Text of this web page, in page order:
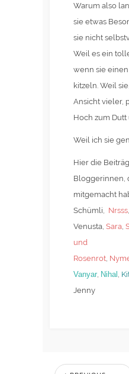
Warum also
sie etwas
sie nicht
Weil es ein
wenn sie
kitzeln. Weil
Ansicht vieler,
Hoch zum Dutt
Weil ich sie
Hier die
Bloggerinnen,
mitgemacht
Schümli, Nrsss,
Venusta, Sara,
und
Rosenrot,
Vanyar, Nihal
Jenny